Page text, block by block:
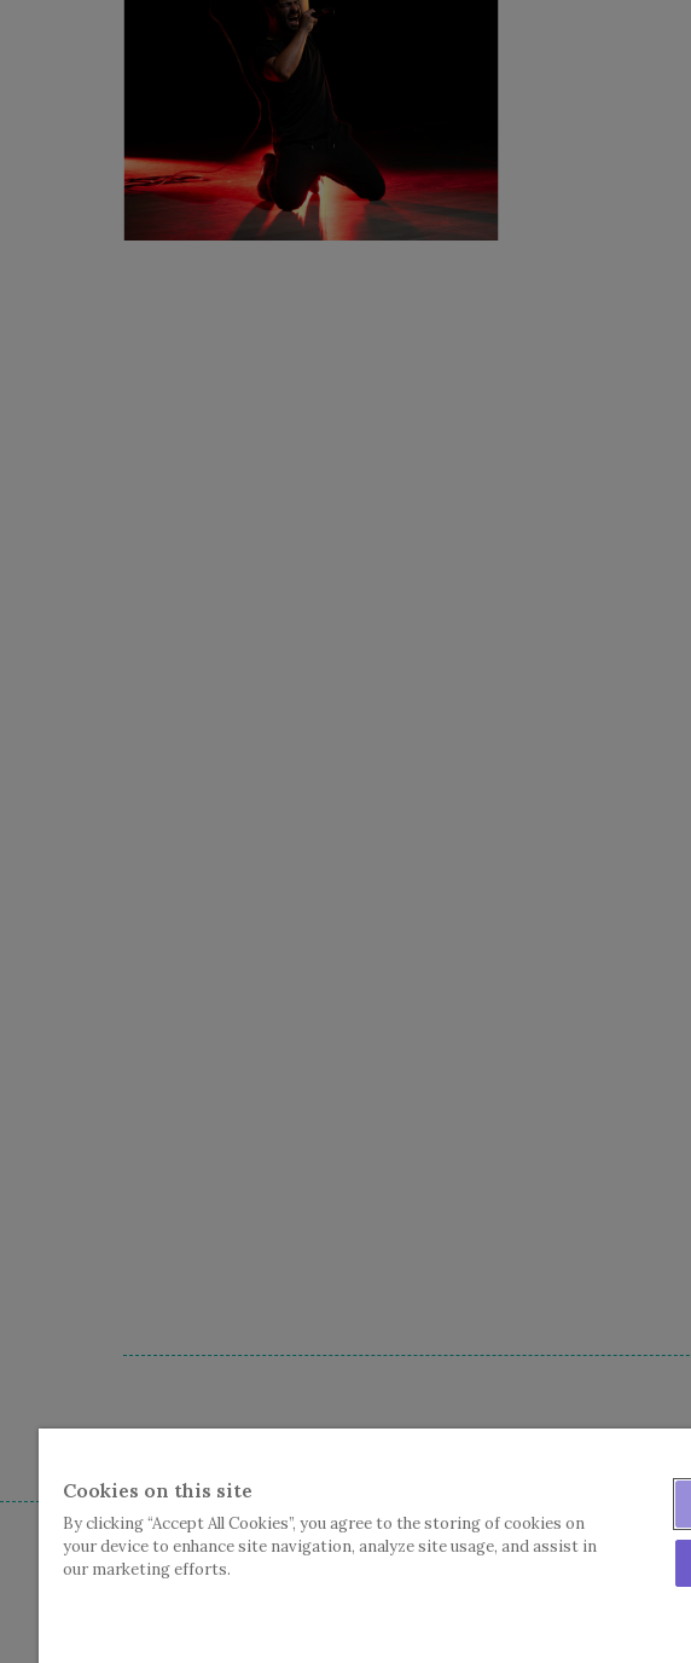
Cookies on this site
By clicking “Accept All Cookies”, you agree to the storing of cookies on
your device to enhance site navigation, analyze site usage, and assist in
our marketing efforts.